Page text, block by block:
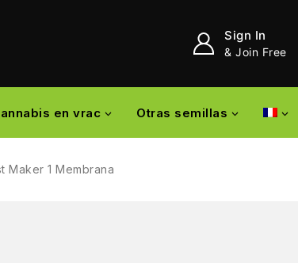
Sign In
& Join Free
en vrac Otras semillas
Maker 1 Membrana